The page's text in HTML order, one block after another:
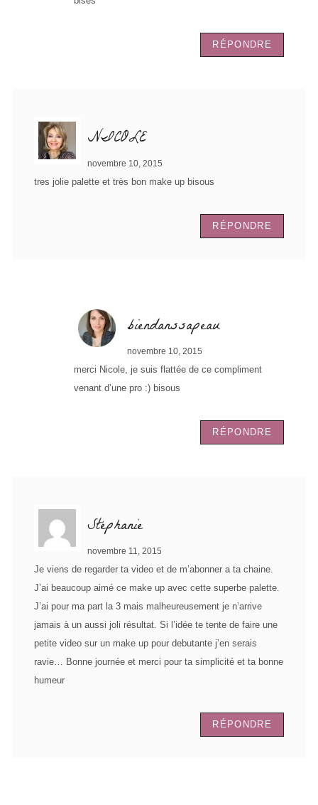
RÉPONDRE
NICOLE
novembre 10, 2015
tres jolie palette et très bon make up bisous
RÉPONDRE
biendanssapeau
novembre 10, 2015
merci Nicole, je suis flattée de ce compliment
venant d’une pro :) bisous
RÉPONDRE
Stéphanie
novembre 11, 2015
Je viens de regarder ta video et de m’abonner a ta chaine.
J’ai beaucoup aimé ce make up avec cette superbe palette.
J’ai pour ma part la 3 mais malheureusement je n’arrive
jamais à un aussi joli résultat. Si l’idée te tente de faire une
petite video sur un make up pour debutante j’en serais
ravie… Bonne journée et merci pour ta simplicité et ta bonne
humeur
RÉPONDRE